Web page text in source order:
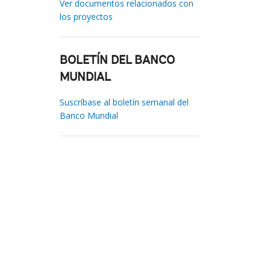
Ver documentos relacionados con
los proyectos
BOLETÍN DEL BANCO
MUNDIAL
Suscríbase al boletín semanal del
Banco Mundial